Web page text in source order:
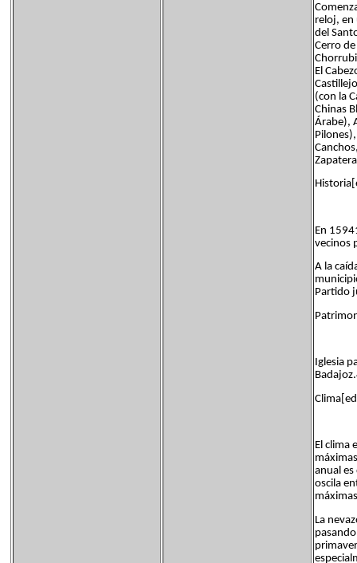
reloj, en
del
Cerro
El
(con la
Chinas
Árabe),
En
vecinos
A la
Partido
Iglesia
El clima
anual
oscila
La